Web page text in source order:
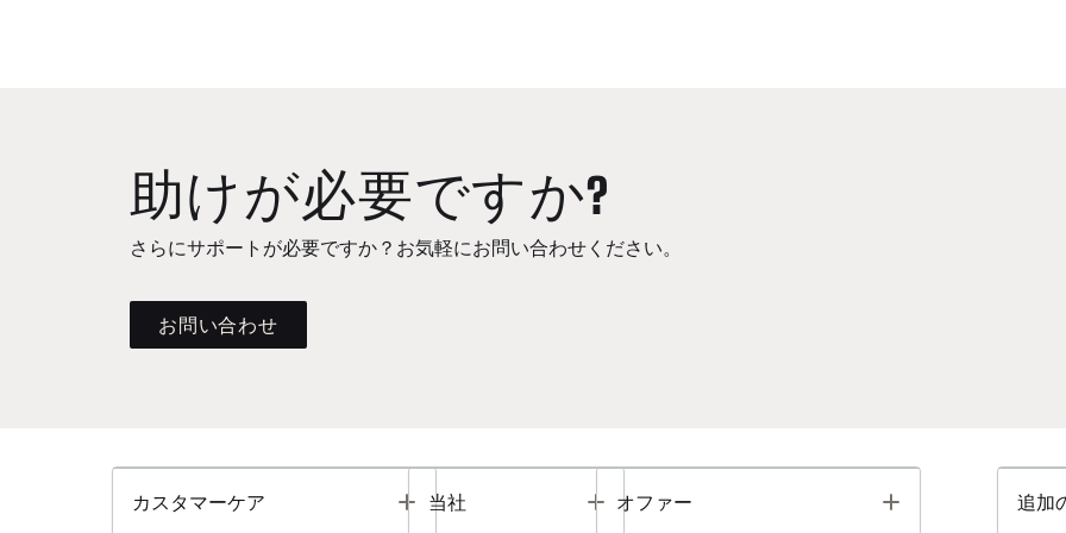
助けが必要ですか?
さらにサポートが必要ですか？お気軽にお問い合わせください。
お問い合わせ
カスタマーケア Toggle
当社 Toggle
オファー Toggle 追加